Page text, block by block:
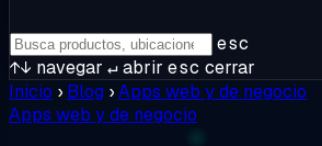
esc
↑↓ navegar ↵abrir esc cerrar
Inicio › Blog ›Apps web y de negocio
Apps web y de negocio